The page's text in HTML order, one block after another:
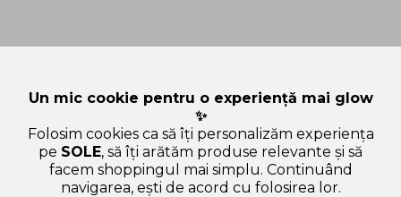
Un mic cookie pentru o experiență mai glow
✨
Folosim cookies ca să îți personalizăm experiența
pe SOLE, să îți arătăm produse relevante și să
facem shoppingul mai simplu. Continuând
navigarea, ești de acord cu folosirea lor.